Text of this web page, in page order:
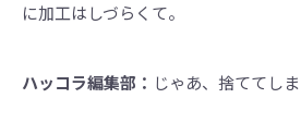
に加工はしづらくて。
ハッコラ編集部： じゃあ、捨ててし